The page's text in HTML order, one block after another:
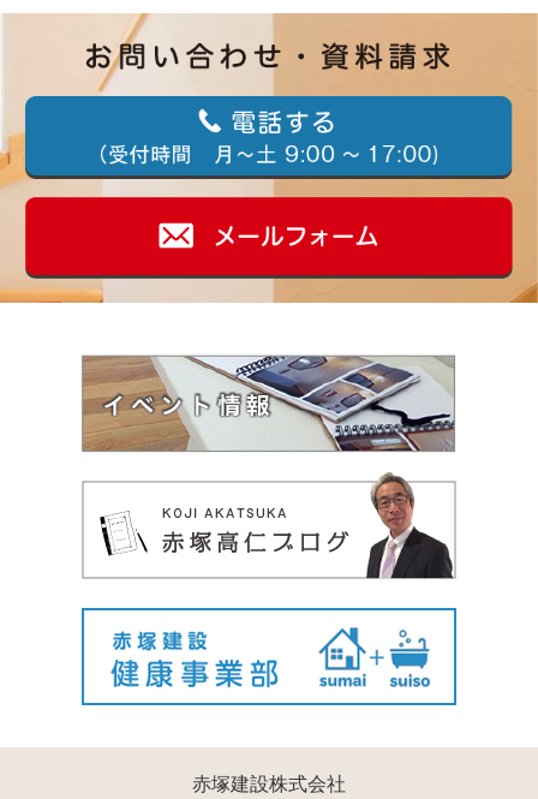
赤塚建設株式会社